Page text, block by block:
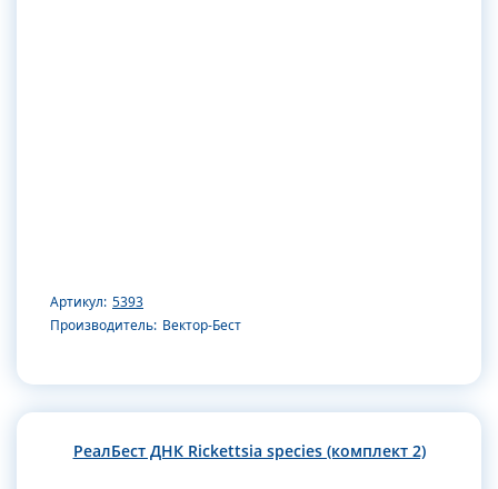
Артикул: 5393
Производитель: Вектор-Бест
РеалБест ДНК Rickettsia species (комплект 2)